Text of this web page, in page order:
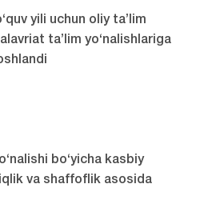
yili uchun oliy ta’lim
ta’lim yo‘nalishlariga
bo‘yicha kasbiy
va shaffoflik asosida